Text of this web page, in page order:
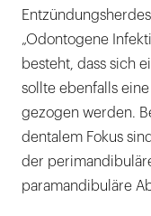
„Odontogene
besteht, dass sich
sollte ebenfalls
gezogen werden.
dentalem Fokus
der
paramandibuläre